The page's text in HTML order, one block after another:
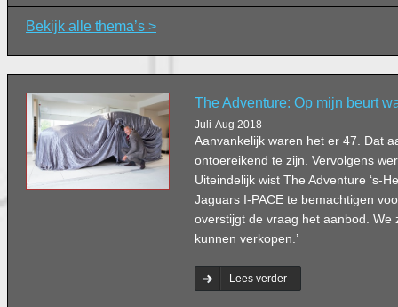
Bekijk alle thema’s >
The Adventure: Op mijn beurt
Juli-Aug 2018
Aanvankelijk waren het er 47. Dat
ontoereikend te zijn. Vervolgens
Uiteindelijk wist The Adventure ‘s-
Jaguars I-PACE te bemachtigen
overstijgt de vraag het aanbod. We
kunnen verkopen.’
Lees verder